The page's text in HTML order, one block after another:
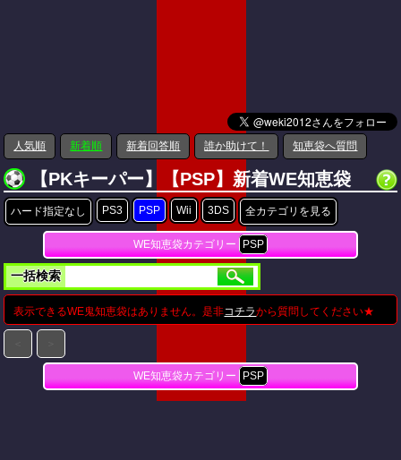
人気順 新着順 新着回答順 誰か助けて！ 知恵袋へ質問
【PKキーパー】【PSP】新着WE知恵袋
ハード指定なし PS3 PSP Wii 3DS 全カテゴリを見る
WE知恵袋カテゴリー PSP
一括検索
表示できるWE鬼知恵袋はありません。是非コチラから質問してください★
WE知恵袋カテゴリー PSP